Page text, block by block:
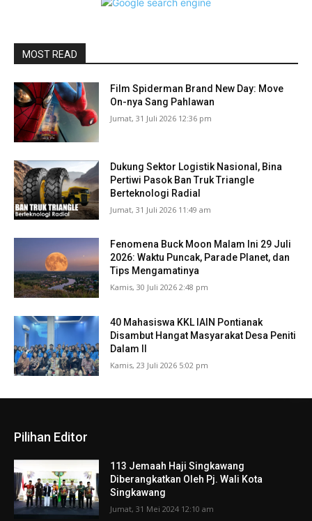
MOST READ
Film Spiderman Brand New Day: Move
On-nya Sang Pahlawan
Jumat, 31 Juli 2026 12:36 pm
Dukung Sektor Logistik Nasional, Bina
Pertiwi Pasok Ban Truk Triangle
Berteknologi Radial
Jumat, 31 Juli 2026 11:49 am
Fenomena Buck Moon Malam Ini 29 Juli
2026: Waktu Puncak, Parade Planet, dan
Tips Mengamatinya
Kamis, 30 Juli 2026 2:48 pm
40 Mahasiswa KKL IAIN Pontianak
Disambut Hangat Masyarakat Desa Peniti
Dalam II
Kamis, 23 Juli 2026 5:02 pm
Pilihan Editor
113 Jemaah Haji Singkawang
Diberangkatkan Oleh Pj. Wali Kota
Singkawang
Jumat, 31 Mei 2024 12:10 am